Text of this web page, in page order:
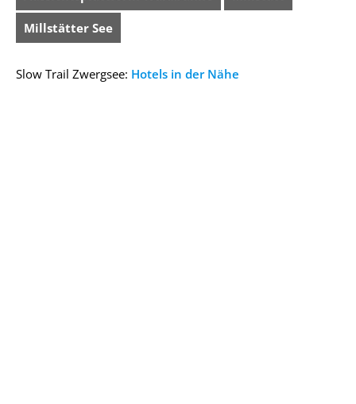
Millstätter See
Slow Trail Zwergsee: Hotels in der Nähe